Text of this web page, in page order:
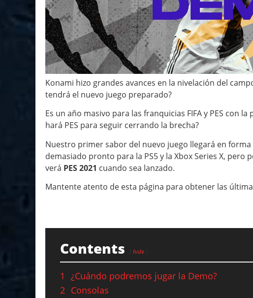
Konami hizo grandes avances en la nivelación del
tendrá el nuevo juego preparado?
Es un año masivo para las franquicias FIFA y PES con
hará PES para seguir cerrando la brecha?
Nuestro primer sabor del nuevo juego llegará en forma
demasiado pronto para la PS5 y la Xbox Series X,
verá PES 2021 cuando sea lanzado.
Mantente atento de esta página para obtener las
Contents hide
1
¿Cuándo podremos jugar la Demo?
2 Consolas